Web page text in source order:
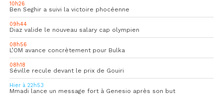
10h26
Ben Seghir a suivi la victoire phocéenne
09h44
Diaz valide le nouveau salary cap olympien
08h56
L’OM avance concrètement pour Bulka
08h18
Séville recule devant le prix de Gouiri
Hier à 22h53
Mmadi lance un message fort à Genesio après son but